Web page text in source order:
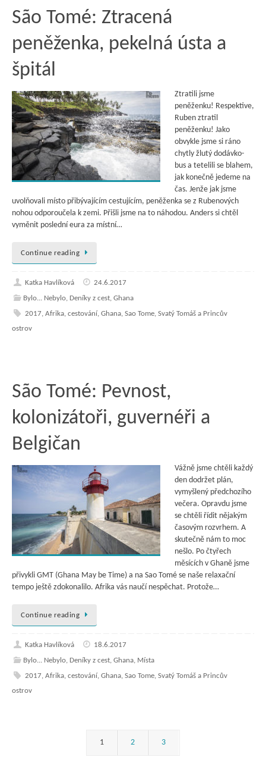
São Tomé: Ztracená
peněženka, pekelná ústa a
špitál
Ztratili jsme
peněženku! Respektive,
Ruben ztratil
peněženku! Jako
obvykle jsme si ráno
chytly žlutý dodávko-
bus a tetelili se blahem,
jak konečně jedeme na
čas. Jenže jak jsme
uvolňovali místo přibývajícím cestujícím, peněženka se z Rubenových
nohou odporoučela k zemi. Přišli jsme na to náhodou. Anders si chtěl
vyměnit poslední eura za místní…
Continue reading
Katka Havlíková
24.6.2017
Bylo... Nebylo, Deníky z cest, Ghana
2017, Afrika, cestování, Ghana, Sao Tome, Svatý Tomáš a Princův
ostrov
São Tomé: Pevnost,
kolonizátoři, guvernéři a
Belgičan
Vážně jsme chtěli každý
den dodržet plán,
vymyšlený předchozího
večera. Opravdu jsme
se chtěli řídit nějakým
časovým rozvrhem. A
skutečně nám to moc
nešlo. Po čtyřech
měsících v Ghaně jsme
přivykli GMT (Ghana May be Time) a na Sao Tomé se naše relaxační
tempo ještě zdokonalilo. Afrika vás naučí nespěchat. Protože…
Continue reading
Katka Havlíková
18.6.2017
Bylo... Nebylo, Deníky z cest, Ghana, Místa
2017, Afrika, cestování, Ghana, Sao Tome, Svatý Tomáš a Princův
ostrov
1 2 3